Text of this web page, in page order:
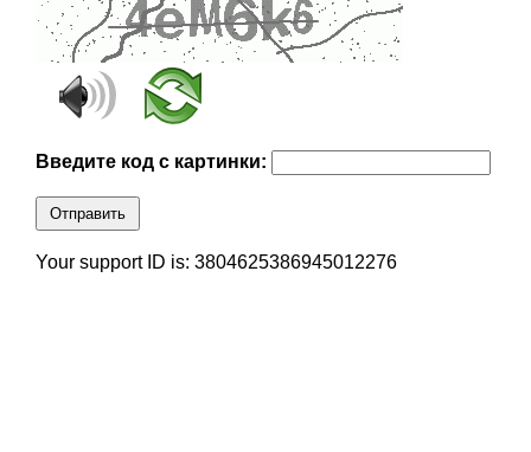
Введите код с картинки:
Отправить
Your support ID is: 3804625386945012276